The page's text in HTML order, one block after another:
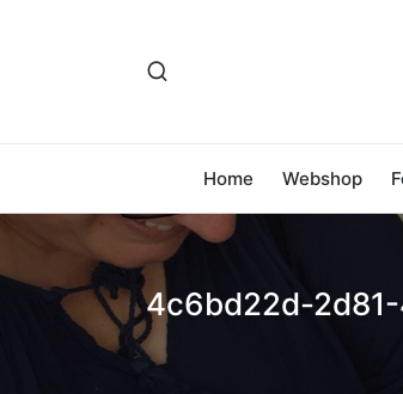
Home Webshop
4c6bd22d-